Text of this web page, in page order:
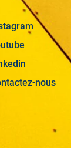
nous